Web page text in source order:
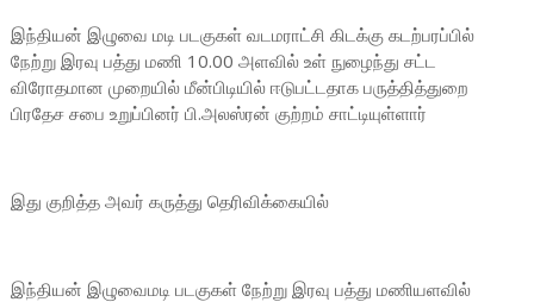
இந்தியன் இழுவை மடி படகுகள் வடமராட்சி கிடக்கு கடற்பரப்பில்
நேற்று இரவு பத்து மணி 10.00 அளவில் உள் நுழைந்து சட்ட
விரோதமான முறையில் மீன்பிடியில் ஈடுபட்டதாக பருத்தித்துறை
பிரதேச சபை உறுப்பினர் பி.அலஸ்ரன் குற்றம் சாட்டியுள்ளார்
இது குறித்த அவர் கருத்து தெரிவிக்கையில்
இந்தியன் இழுவைமடி படகுகள் நேற்று இரவு பத்து மணியளவில்